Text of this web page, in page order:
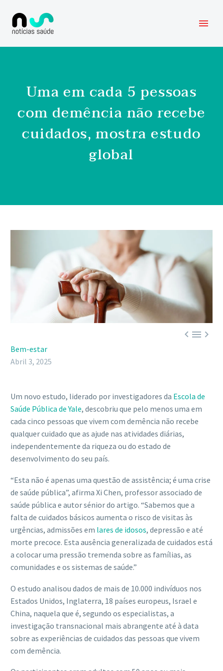
Uma em cada 5 pessoas
com demência não recebe
cuidados, mostra estudo
global

Bem-estar
Abril 3, 2025
Um novo estudo, liderado por investigadores da Escola de
Saúde Pública de Yale, descobriu que pelo menos uma em
cada cinco pessoas que vivem com demência não recebe
qualquer cuidado que as ajude nas atividades diárias,
independentemente da riqueza ou do estado de
desenvolvimento do seu país.
“Esta não é apenas uma questão de assistência; é uma crise
de saúde pública”, afirma Xi Chen, professor associado de
saúde pública e autor sénior do artigo. “Sabemos que a
falta de cuidados básicos aumenta o risco de visitas às
urgências, admissões em lares de idosos, depressão e até
morte precoce. Esta ausência generalizada de cuidados está
a colocar uma pressão tremenda sobre as famílias, as
comunidades e os sistemas de saúde.”
O estudo analisou dados de mais de 10.000 indivíduos nos
Estados Unidos, Inglaterra, 18 países europeus, Israel e
China, naquela que é, segundo os especialistas, a
investigação transnacional mais abrangente até à data
sobre as experiências de cuidados das pessoas que vivem
com demência.